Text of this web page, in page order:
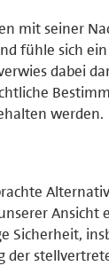
mit seiner
fühle sich
dabei
werden.
Ansicht
der